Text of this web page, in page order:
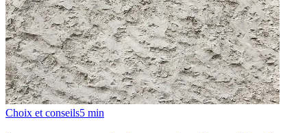
Choix et conseils5 min